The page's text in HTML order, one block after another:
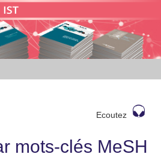
Ecoutez
mots-clés MeSH